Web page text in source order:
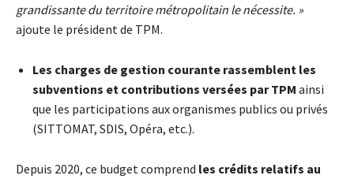
grandissante du territoire métropolitain le nécessite. »
ajoute le président de TPM.
Les charges de gestion courante rassemblent les
subventions et contributions versées par TPM ainsi
que les participations aux organismes publics ou privés
(SITTOMAT, SDIS, Opéra, etc.).
Depuis 2020, ce budget comprend les crédits relatifs au